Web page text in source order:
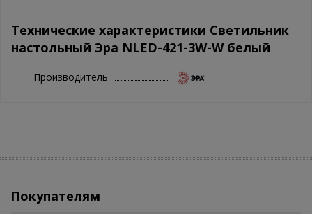
Технические характеристики Светильник
настольный Эра NLED-421-3W-W белый
Производитель
Покупателям